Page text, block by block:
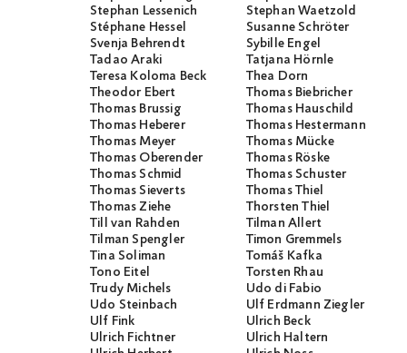
Stephan Lessenich
Stephan Waetzold
Stéphane Hessel
Susanne Schröter
Svenja Behrendt
Sybille Engel
Tadao Araki
Tatjana Hörnle
Teresa Koloma Beck
Thea Dorn
Theodor Ebert
Thomas Biebricher
Thomas Brussig
Thomas Hauschild
Thomas Heberer
Thomas Hestermann
Thomas Meyer
Thomas Mücke
Thomas Oberender
Thomas Röske
Thomas Schmid
Thomas Schuster
Thomas Sieverts
Thomas Thiel
Thomas Ziehe
Thorsten Thiel
Till van Rahden
Tilman Allert
Tilman Spengler
Timon Gremmels
Tina Soliman
Tomáš Kafka
Tono Eitel
Torsten Rhau
Trudy Michels
Udo di Fabio
Udo Steinbach
Ulf Erdmann Ziegler
Ulf Fink
Ulrich Beck
Ulrich Fichtner
Ulrich Haltern